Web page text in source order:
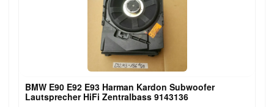
BMW E90 E92 E93 Harman Kardon Subwoofer
Lautsprecher HiFi Zentralbass 9143136